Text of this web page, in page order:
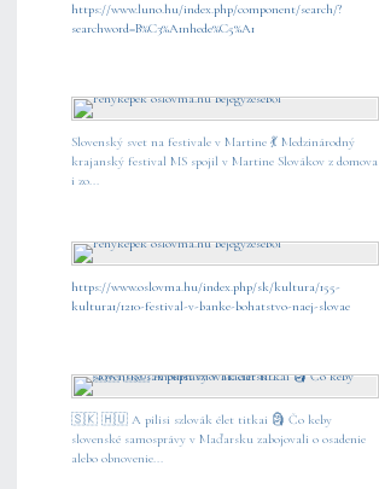
https://www.luno.hu/index.php/component/search/?
searchword=B%C3%A1nhede%C5%A1
Slovenský svet na festivale v Martine 💃 Medzinárodný
krajanský festival MS spojil v Martine Slovákov z domova
i zo...
https://www.oslovma.hu/index.php/sk/kultura/155-
kultura1/1210-festival-v-banke-bohatstvo-naej-slovae
🇸🇰 🇭🇺 A pilisi szlovák élet titkai 🗿 Čo keby
slovenské samosprávy v Maďarsku zabojovali o osadenie
alebo obnovenie...